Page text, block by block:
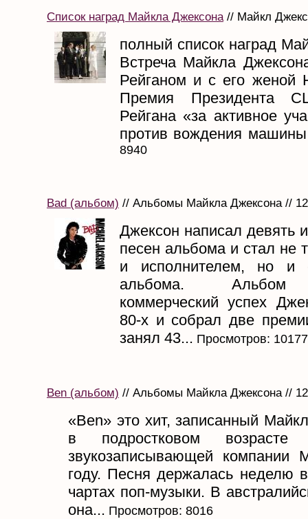
Список наград Майкла Джексона// Майкл
полный список наград
Встреча Майкла
Рейганом и с его женой
Премия Президента
Рейгана «за активное
против вождения
8940
Bad (альбом) // Альбомы Майкла Джексона //
Джексон написал девять
песен альбома и стал не
и исполнителем, но и
альбома. Альбом
коммерческий успех
80-х и собрал две
занял 43... Просмотров: 10177
Ben (альбом) // Альбомы Майкла Джексона //
«Ben» это хит, записанный
в подростковом
звукозаписывающей компании
году. Песня держалась неделю
чартах поп-музыки. В
она... Просмотров: 8016